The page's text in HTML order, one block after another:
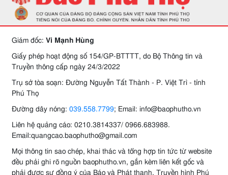
Giám đốc: Vi Mạnh Hùng
Giấy phép hoạt động số 154/GP-BTTTT, do Bộ Thông tin và
Truyền thông cấp ngày 24/3/2022
Trụ sở tòa soạn: Đường Nguyễn Tất Thành - P. Việt Trì - tỉnh
Phú Thọ
Đường dây nóng: 039.558.7799; Email: info@baophutho.vn
Liên hệ quảng cáo: 0210.3814337/ 0966.683988.
Email:quangcao.baophutho@gmail.com
Mọi thông tin sao chép, khai thác và tổng hợp tin tức từ website
đều phải ghi rõ nguồn baophutho.vn, gắn kèm liên kết gốc và
phải được sự đồng ý của Báo và Phát thanh, Truyền hình Phú